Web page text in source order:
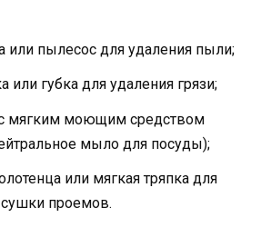
или пылесос для удаления пыли;
или губка для удаления грязи;
мягким моющим средством
мыло для посуды);
или мягкая тряпка для
проемов.